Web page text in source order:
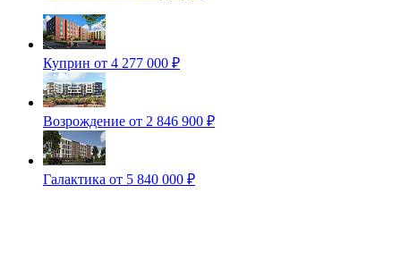
Куприн от 4 277 000 ₽
Возрождение от 2 846 900 ₽
Галактика от 5 840 000 ₽